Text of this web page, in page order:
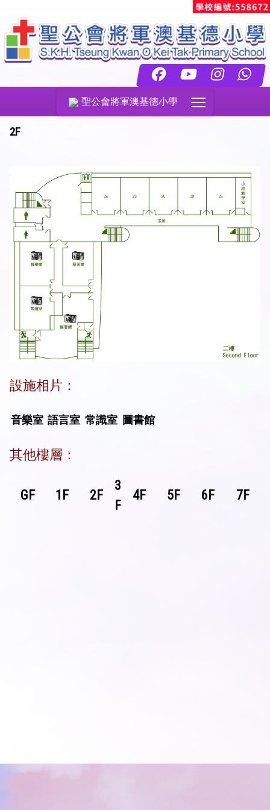
聖公會將軍澳基德小學
2F
設施相片：
音樂室 語言室 常識室 圖書館
其他樓層：
GF 1F 2F
3
F
4F 5F 6F 7F